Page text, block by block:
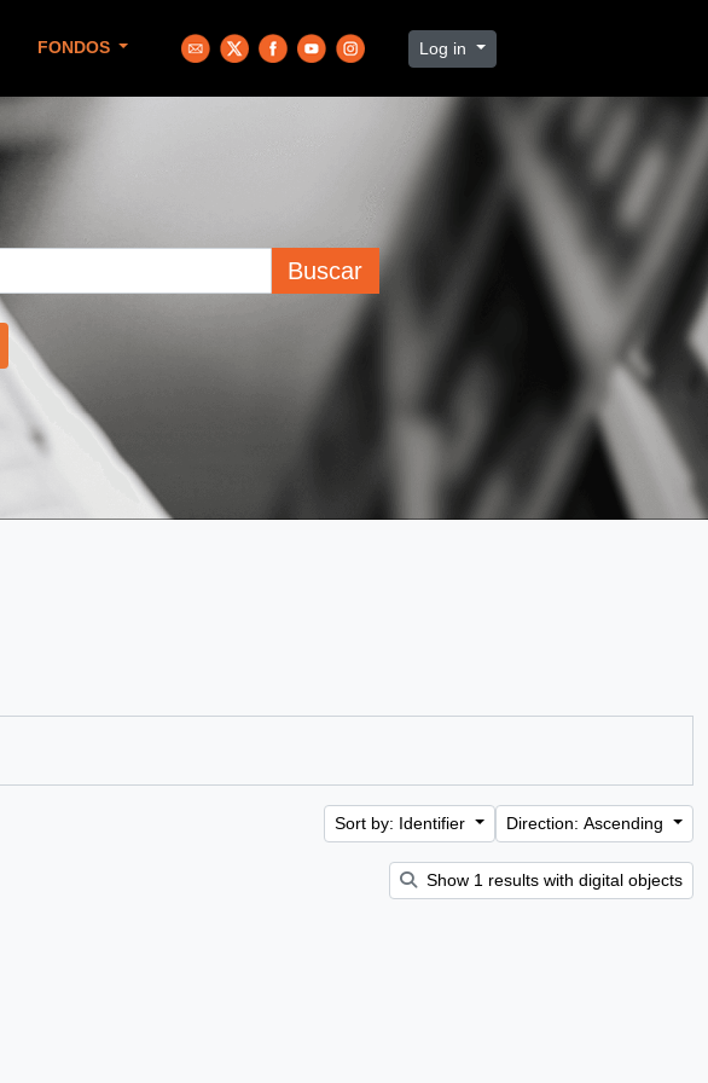
FONDOS Log in
Buscar
Sort by: Identifier Direction: Ascending
Show 1 results with digital objects